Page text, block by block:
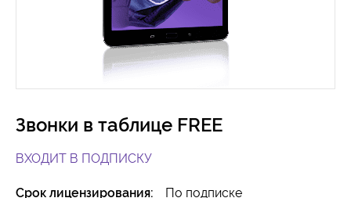
Звонки в таблице FREE
ВХОДИТ В ПОДПИСКУ
Срок лицензирования: По подписке